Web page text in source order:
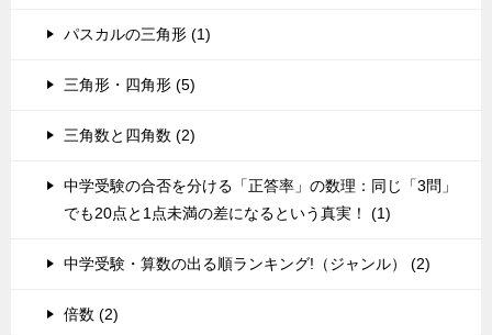
パスカルの三角形 (1)
三角形・四角形 (5)
三角数と四角数 (2)
中学受験の合否を分ける「正答率」の数理：同じ「3問」
でも20点と1点未満の差になるという真実！ (1)
中学受験・算数の出る順ランキング!（ジャンル） (2)
倍数 (2)